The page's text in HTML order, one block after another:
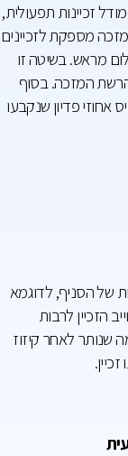
זכיינות תפעולית,
מספקת לזכיינים
מראש. בשיטה זו
הרשת המזכה. בסוף
פדיון שנקבעו
של הסניף, לדוגמא
הזכיין לרבות
שנותר לאחר קיזוז